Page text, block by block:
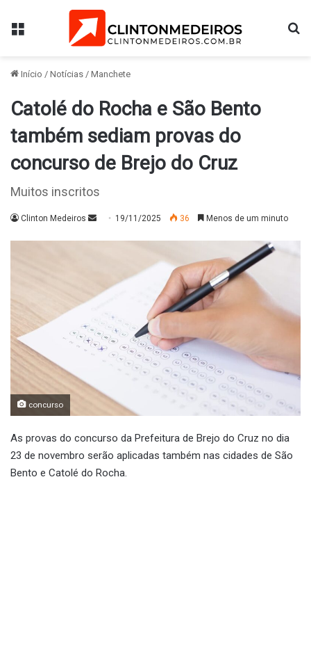
Menu
Início / Notícias / Manchete
Catolé do Rocha e São Bento
também sediam provas do
concurso de Brejo do Cruz
Muitos inscritos
Clinton Medeiros
Mande19/11/2025 36 Menos de um minuto
concurso
As provas do concurso da Prefeitura de Brejo do Cruz no dia
23 de novembro serão aplicadas também nas cidades de São
Bento e Catolé do Rocha.